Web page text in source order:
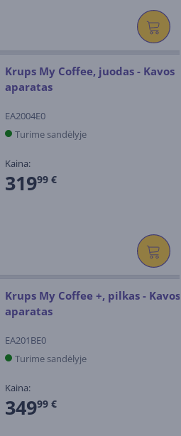
Krups My Coffee, juodas - Kavos
aparatas
EA2004E0
Turime sandėlyje
Kaina:
31999 €
Krups My Coffee +, pilkas - Kavos
aparatas
EA201BE0
Turime sandėlyje
Kaina:
34999 €